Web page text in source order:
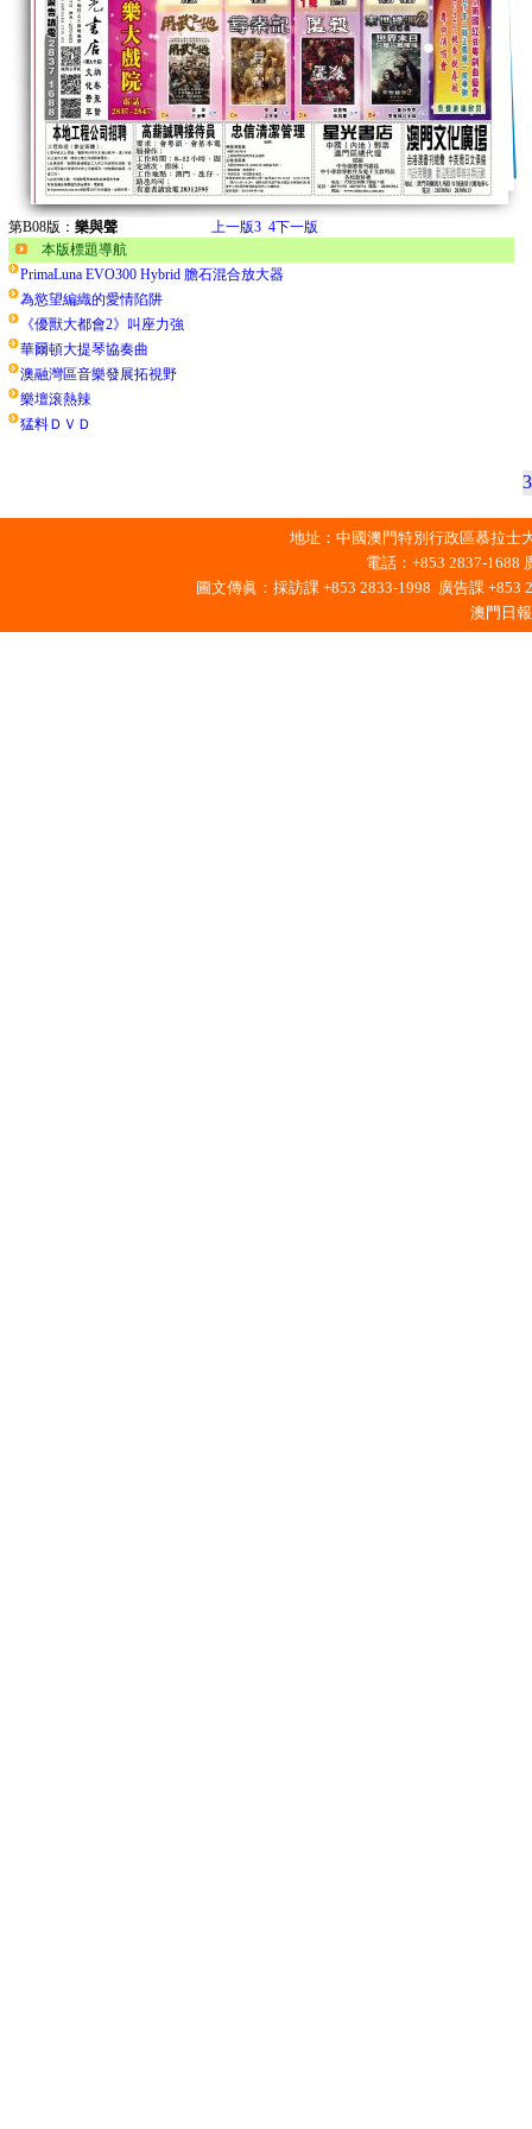
第B08版： 樂與聲 上一版3 4下一版
本版標題導航
PrimaLuna EVO300 Hybrid 膽石混合放大器
為慾望編織的愛情陷阱
《優獸大都會2》叫座力強
華爾頓大提琴協奏曲
澳融灣區音樂發展拓視野
樂壇滚熱辣
猛料ＤＶＤ
3